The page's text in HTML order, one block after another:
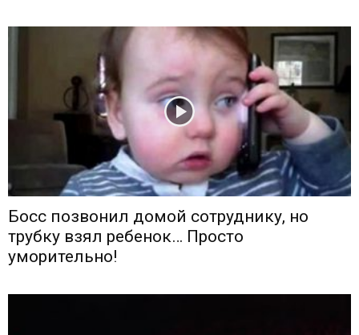
Босс позвонил домой сотруднику, но
трубку взял ребенок… Просто
уморительно!